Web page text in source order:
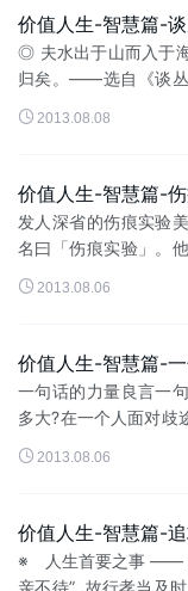
价值人生-智慧篇-
◎ 夫水出于山而入于
归矣。——选自《谈
《谈丛22》◎ 不修其
 2013.08.08
价值人生-智慧篇-
发人深省的伤痕实验
名曰「伤痕实验」。
察人们对身体有缺陷
每位志愿者都被安排在
 2013.08.06
价值人生-智慧篇-
一句话的力量良言一
多大?在一个人面对歧
变一个人的一生。出
交给歹徒，说：「今天
 2013.08.06
价值人生-智慧篇-
※ 人生首要之事 ——
亲不待” ,故行孝当及